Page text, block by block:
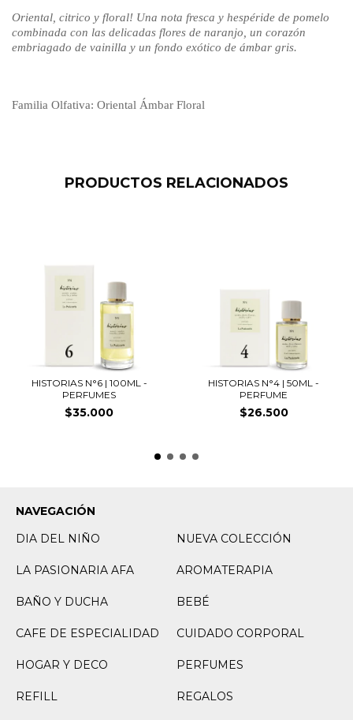
Oriental, citrico y floral! Una nota fresca y hespéride de pomelo
combinada con las delicadas flores de naranjo, un corazón
embriagado de vainilla y un fondo exótico de ámbar gris.
Familia Olfativa: Oriental Ámbar Floral
PRODUCTOS RELACIONADOS
HISTORIAS N°6 | 100ML -
PERFUMES
$35.000
HISTORIAS N°4 | 50ML -
PERFUME
$26.500
NAVEGACIÓN
DIA DEL NIÑO
NUEVA COLECCIÓN
LA PASIONARIA AFA AROMATERAPIA
BAÑO Y DUCHA BEBÉ
CAFE DE ESPECIALIDAD CUIDADO CORPORAL
HOGAR Y DECO PERFUMES
REFILL REGALOS